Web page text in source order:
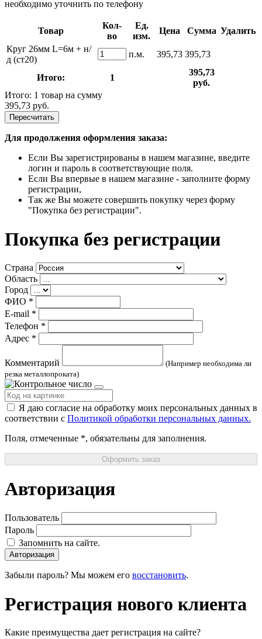
необходимо уточнить по телефону
Товар
Кол-
во
Ед.
изм.
Цена Сумма Удалить
Круг 26мм L=6м + н/
д (ст20)
п.м. 395,73 395,73
Итого: 1
395,73
руб.
Итого: 1 товар на сумму
395,73 руб.
Пересчитать
Для продолжения оформления заказа:
Если Вы зарегистрированы в нашем магазине, введите
логин и пароль в соответствующие поля.
Если Вы впервые в нашем магазине - заполните форму
регистрации,
Так же Вы можете совершить покупку через форму
"Покупка без регистрации".
Покупка без регистрации
Страна
Область
Город
ФИО *
E-mail *
Телефон *
Адрес *
Комментарий
(Например необходима ли
резка металлопроката)
Я даю согласие на обработку моих персональных данных в
соответствии с Политикой обработки персональных данных.
Поля, отмеченные *, обязательны для заполнения.
Оформить заказ
Авторизация
Пользователь
Пароль
Запомнить на сайте.
Авторизация
Забыли пароль? Мы можем его восстановить.
Регистрация нового клиента
Какие преимущества дает регистрация на сайте?